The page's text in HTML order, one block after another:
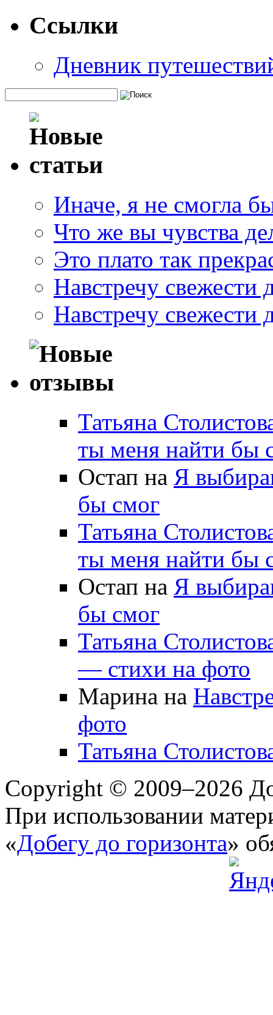
Ссылки
Дневник
Иначе, я не смогла
Что же вы чувства
Это плато так
Навстречу
Навстречу свежести
Татьяна
ты меня найти бы
Остап на Я
бы смог
Татьяна
ты меня найти бы
Остап на Я
бы смог
Татьяна
— стихи на фото
Марина на
фото
Татьяна
Copyright © 2009–2026
При использовании
«Добегу до горизонта»